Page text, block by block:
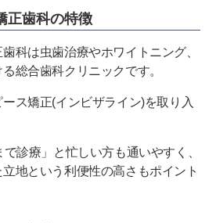
正歯科の特徴
科は虫歯治療やホワイトニング、
総合歯科クリニックです。
ス矯正(インビザライン)を取り入
で診療」と忙しい方も通いやすく、
地という利便性の高さもポイント